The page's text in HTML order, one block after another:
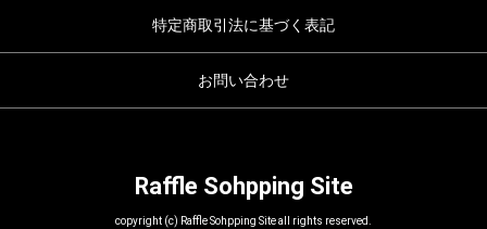
特定商取引法に基づく表記
お問い合わせ
Raffle Sohpping Site
copyright (c) Raffle Sohpping Site all rights reserved.